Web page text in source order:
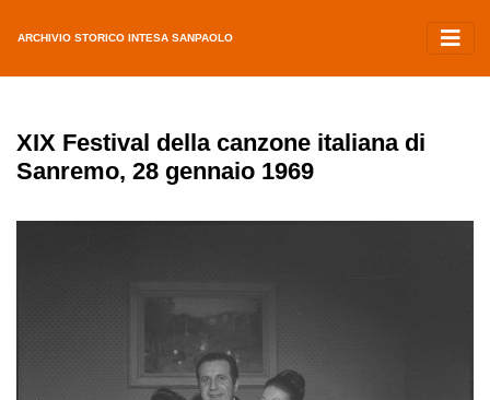
ARCHIVIO STORICO INTESA SANPAOLO
XIX Festival della canzone italiana di
Sanremo, 28 gennaio 1969